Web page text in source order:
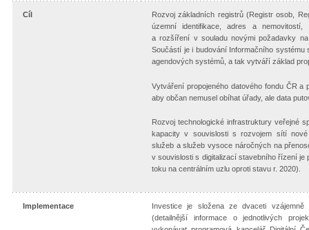
Cíl
Rozvoj základních registrů (Registr osob,
územní identifikace, adres a nemovitostí,
a rozšíření v souladu novými požadavky
Součástí je i budování Informačního systému
agendových systémů, a tak vytváří základ
Vytváření propojeného datového fondu ČR
aby občan nemusel obíhat úřady, ale data
Rozvoj technologické infrastruktury veřejné
kapacity v souvislosti s rozvojem sítí
služeb a služeb vysoce náročných na
v souvislosti s digitalizací stavebního řízení je
toku na centrálním uzlu oproti stavu r. 2020).
Implementace
Investice je složena ze dvaceti
(detailnější informace o jednotlivých